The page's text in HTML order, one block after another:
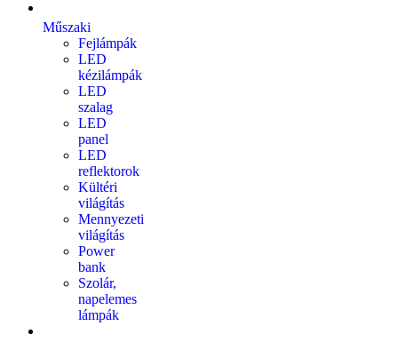
Műszaki
Fejlámpák
LED
kézilámpák
LED
szalag
LED
panel
LED
reflektorok
Kültéri
világítás
Mennyezeti
világítás
Power
bank
Szolár,
napelemes
lámpák